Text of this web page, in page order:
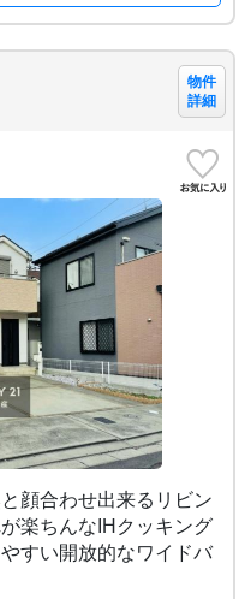
物件
詳細
顔合わせ出来るリビン
楽ちんなIHクッキング
すい開放的なワイドバ